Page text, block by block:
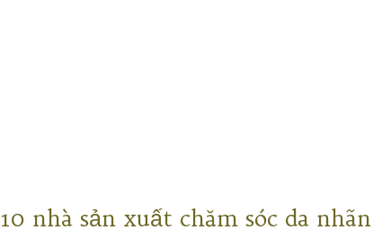
10 nhà sản xuất chăm sóc da nhãn